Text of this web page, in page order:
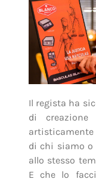
Il regista ha
di
di chi siamo o
allo stesso
E che lo